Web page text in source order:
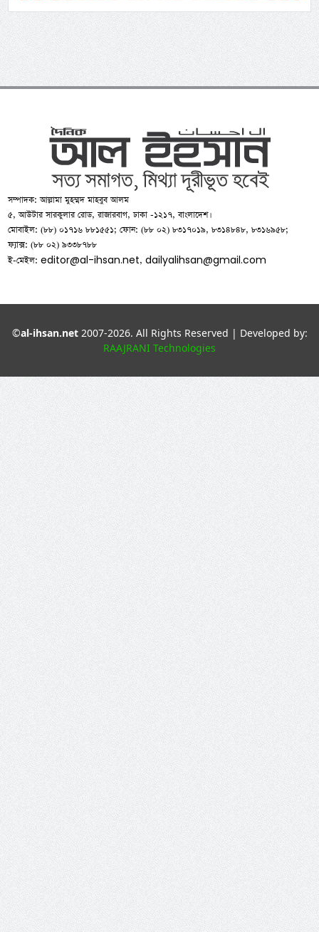
সম্পাদক: আল্লামা মুহম্মদ মাহবুব আলম
৫, আউটার সারকুলার রোড, রাজারবাগ, ঢাকা -১২১৭, বাংলাদেশ।
মোবাইল: (৮৮) ০১৭১৬ ৮৮১৫৫১; ফোন: (৮৮ ০২) ৮৩১৭০১৯, ৮৩১৪৮৪৮, ৮৩১৬৯৫৮;
ফ্যাক্স: (৮৮ ০২) ৯৩৩৮৭৮৮
ই-মেইল:editor@al-ihsan.net,dailyalihsan@gmail.com
©al-ihsan.net2007-2026. All Rights Reserved | Developed by:
RAAJRANI Technologies